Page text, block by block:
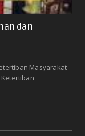
dan
Masyarakat